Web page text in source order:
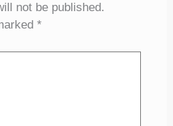
not be published.
*